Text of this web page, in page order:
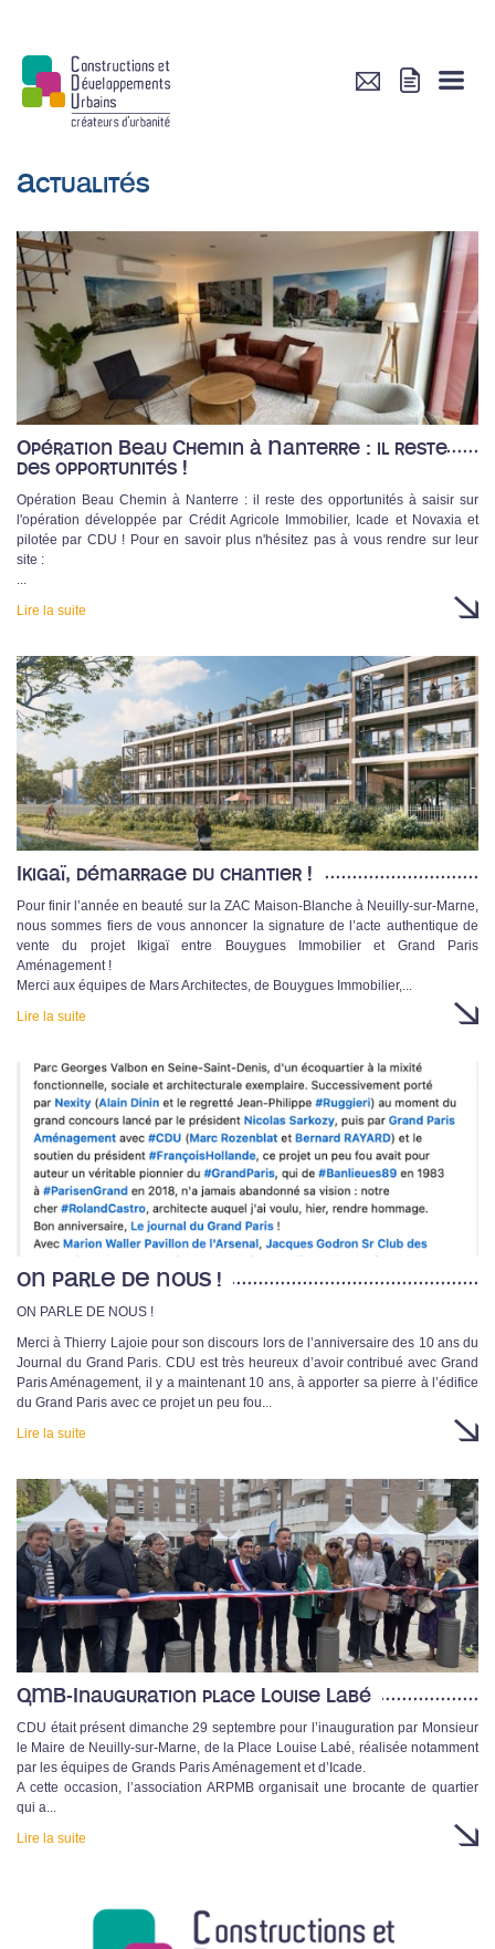
Actualités
Opération Beau Chemin à Nanterre : il reste
des opportunités !
Opération Beau Chemin à Nanterre : il reste des opportunités à saisir sur
l'opération développée par Crédit Agricole Immobilier, Icade et Novaxia et
pilotée par CDU ! Pour en savoir plus n'hésitez pas à vous rendre sur leur
site :
...
Lire la suite
Ikigaï, démarrage du chantier !
Pour finir l’année en beauté sur la ZAC Maison-Blanche à Neuilly-sur-Marne,
nous sommes fiers de vous annoncer la signature de l’acte authentique de
vente du projet Ikigaï entre Bouygues Immobilier et Grand Paris
Aménagement !
Merci aux équipes de Mars Architectes, de Bouygues Immobilier,...
Lire la suite
ON PARLE DE NOUS !
ON PARLE DE NOUS !
Merci à Thierry Lajoie pour son discours lors de l’anniversaire des 10 ans du
Journal du Grand Paris. CDU est très heureux d’avoir contribué avec Grand
Paris Aménagement, il y a maintenant 10 ans, à apporter sa pierre à l’édifice
du Grand Paris avec ce projet un peu fou...
Lire la suite
QMB-Inauguration place Louise Labé
CDU était présent dimanche 29 septembre pour l’inauguration par Monsieur
le Maire de Neuilly-sur-Marne, de la Place Louise Labé, réalisée notamment
par les équipes de Grands Paris Aménagement et d’Icade.
A cette occasion, l’association ARPMB organisait une brocante de quartier
qui a...
Lire la suite